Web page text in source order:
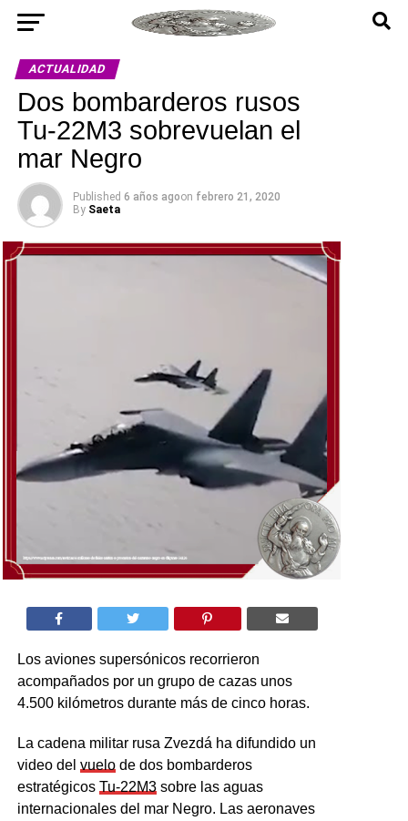
ACTUALIDAD
Dos bombarderos rusos
Tu-22M3 sobrevuelan el
mar Negro
Published 6 años agoon febrero 21, 2020
By Saeta
Los aviones supersónicos recorrieron
acompañados por un grupo de cazas unos
4.500 kilómetros durante más de cinco horas.
La cadena militar rusa Zvezdá ha difundido un
video del vuelode dos bombarderos
estratégicos Tu-22M3sobre las aguas
internacionales del mar Negro. Las aeronaves